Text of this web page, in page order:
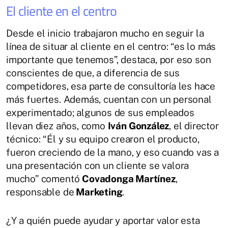
El cliente en el centro
Desde el inicio trabajaron mucho en seguir la
línea de situar al cliente en el centro: “es lo más
importante que tenemos”, destaca, por eso son
conscientes de que, a diferencia de sus
competidores, esa parte de consultoría les hace
más fuertes. Además, cuentan con un personal
experimentado; algunos de sus empleados
llevan diez años, como Iván González, el director
técnico: “Él y su equipo crearon el producto,
fueron creciendo de la mano, y eso cuando vas a
una presentación con un cliente se valora
mucho” comentó Covadonga Martínez,
responsable de Marketing.
¿Y a quién puede ayudar y aportar valor esta